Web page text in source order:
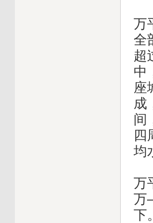
万
全
超
中
座
成
间
四
均
万
万
下。